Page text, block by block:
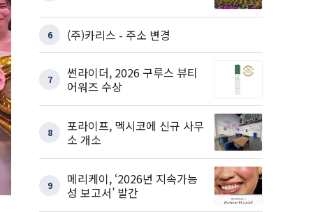
6 (주)카리스 - 주소 변경
7
썬라이더, 2026 구루스 뷰티
어워즈 수상
8
포라이프, 멕시코에 신규 사무
소 개소
9
메리케이, ‘2026년 지속가능
성 보고서’ 발간